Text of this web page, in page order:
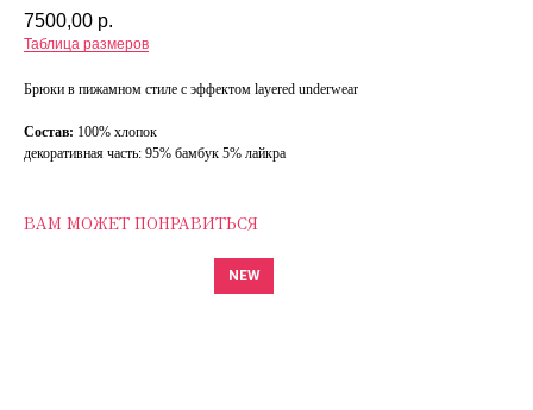
7500,00 р.
Таблица размеров
Брюки в пижамном стиле с эффектом layered underwear
Состав: 100% хлопок
декоративная часть: 95% бамбук 5% лайкра
ВАМ МОЖЕТ ПОНРАВИТЬСЯ
NEW